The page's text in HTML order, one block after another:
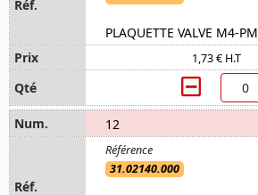
PLAQUETTE VALVE M4-PM
1,73 € H.T
12
31.02140.000